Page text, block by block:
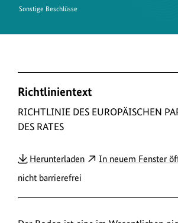
Sonstige Beschlüsse
o
w
n
o
a
d
s
Richtlinientext
RICHTLINIE DES EUROPÄISCHEN
DES RATES
HerunterladenPDFIn neuem Fenster
nicht barrierefrei